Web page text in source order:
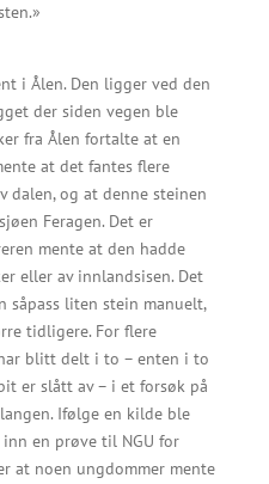
i Ålen. Den ligger ved den
der siden vegen ble
fra Ålen fortalte at en
at det fantes flere
dalen, og at denne steinen
Feragen. Det er
mente at den hadde
eller av innlandsisen. Det
liten stein manuelt,
tidligere. For flere
blitt delt i to – enten i to
er slått av – i et forsøk på
Ifølge en kilde ble
en prøve til NGU for
at noen ungdommer mente